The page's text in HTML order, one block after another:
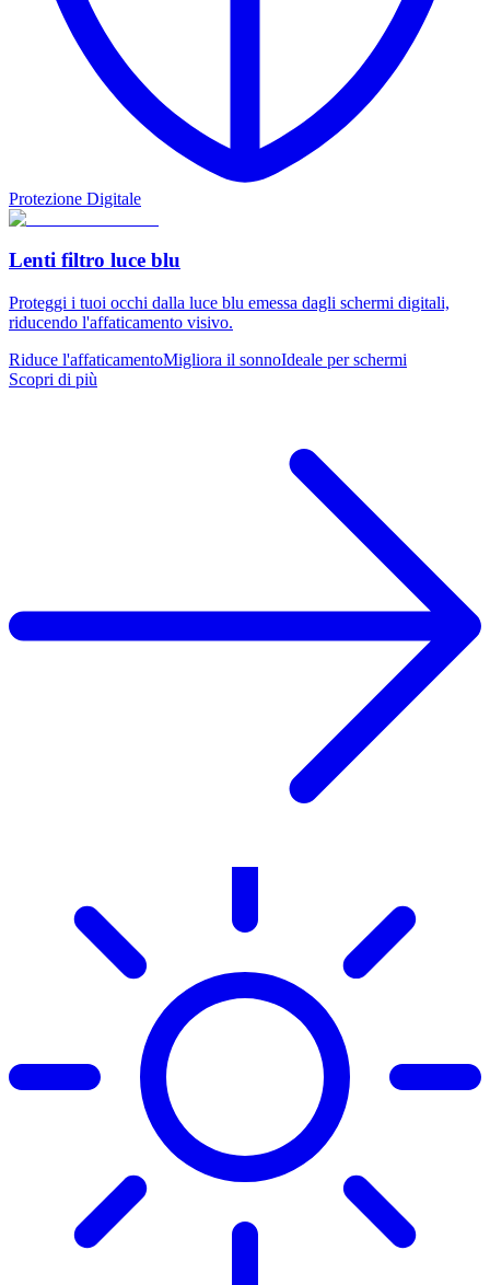
Protezione Digitale
Lenti filtro luce blu
Proteggi i tuoi occhi dalla luce blu emessa dagli schermi digitali,
riducendo l'affaticamento visivo.
Riduce l'affaticamentoMigliora il sonnoIdeale per schermi
Scopri di più